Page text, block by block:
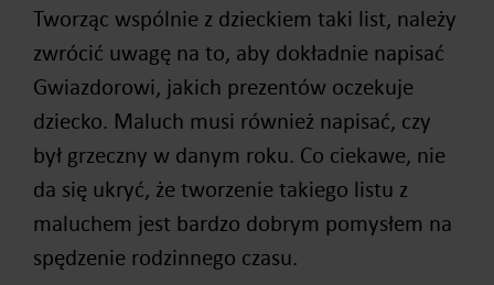
Tworząc wspólnie z dzieckiem taki list, należy
zwrócić uwagę na to, aby dokładnie napisać
Gwiazdorowi, jakich prezentów oczekuje
dziecko. Maluch musi również napisać, czy
był grzeczny w danym roku. Co ciekawe, nie
da się ukryć, że tworzenie takiego listu z
maluchem jest bardzo dobrym pomysłem na
spędzenie rodzinnego czasu.